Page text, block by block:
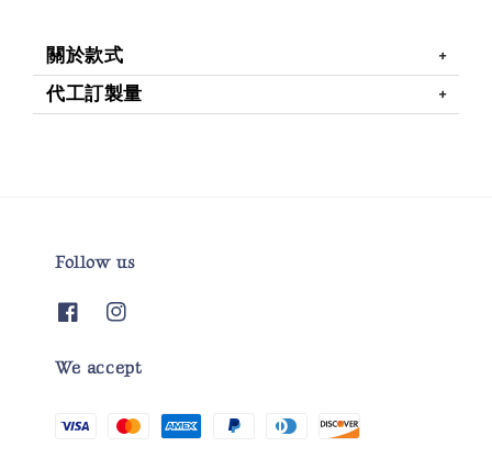
關於款式
代工訂製量
Follow us
We accept